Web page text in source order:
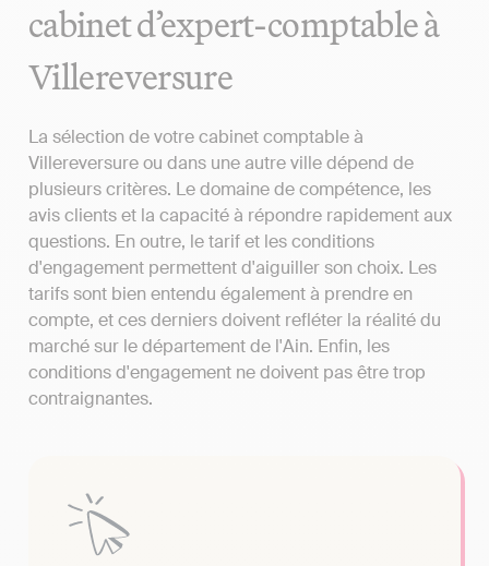
cabinet d’expert-comptable à
Villereversure
La sélection de votre cabinet comptable à
Villereversure ou dans une autre ville dépend de
plusieurs critères. Le domaine de compétence, les
avis clients et la capacité à répondre rapidement aux
questions. En outre, le tarif et les conditions
d'engagement permettent d'aiguiller son choix. Les
tarifs sont bien entendu également à prendre en
compte, et ces derniers doivent refléter la réalité du
marché sur le département de l'Ain. Enfin, les
conditions d'engagement ne doivent pas être trop
contraignantes.